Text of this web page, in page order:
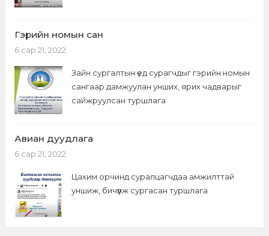
Гэрийн номын сан
6 сар 21, 2022
Зайн сургалтын үед сурагчдыг гэрийн номын
сангаар дамжуулан унших, ярих чадварыг
сайжруулсан туршлага
Авиан дуудлага
6 сар 21, 2022
Цахим орчинд суралцагчдаа амжилттай
уншиж, бичүүлж сургасан туршлага